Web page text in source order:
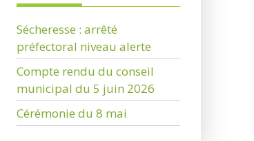
Sécheresse : arrêté
préfectoral niveau alerte
Compte rendu du conseil
municipal du 5 juin 2026
Cérémonie du 8 mai